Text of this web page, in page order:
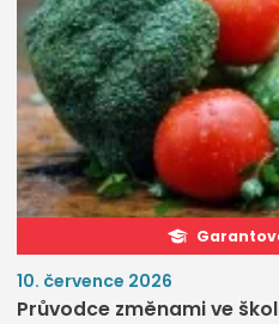
10. července 2026
Průvodce změnami ve